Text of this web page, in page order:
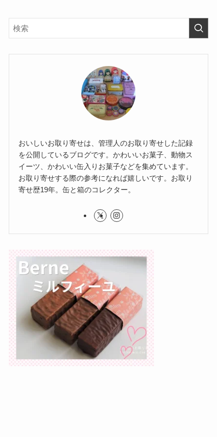
おいしいお取り寄せは、管理人のお取り寄せした記録
を公開しているブログです。かわいいお菓子、動物ス
イーツ、かわいい缶入りお菓子などを集めています。
お取り寄せする際の参考になれば嬉しいです。お取り
寄せ歴19年。缶と箱のコレクター。